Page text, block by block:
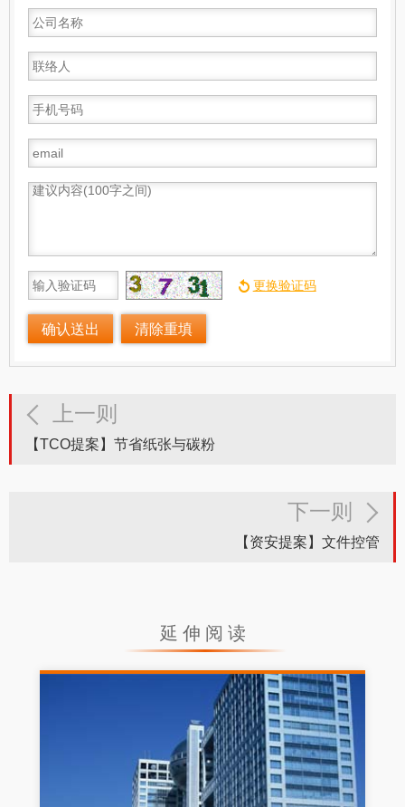
上一则
【TCO提案】节省纸张与碳粉
下一则
【资安提案】文件控管
延伸阅读